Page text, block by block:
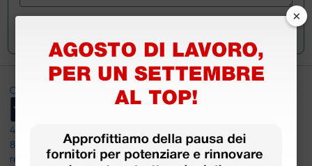
Ottimo
4,6
8.330
recensioni
×